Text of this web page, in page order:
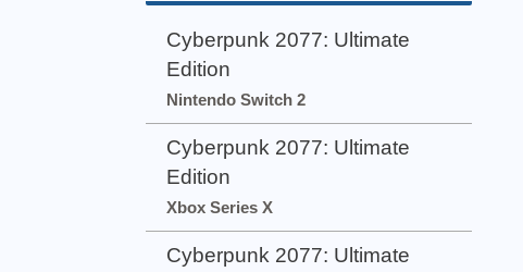
Cyberpunk 2077: Ultimate
Edition
Nintendo Switch 2
Cyberpunk 2077: Ultimate
Edition
Xbox Series X
Cyberpunk 2077: Ultimate